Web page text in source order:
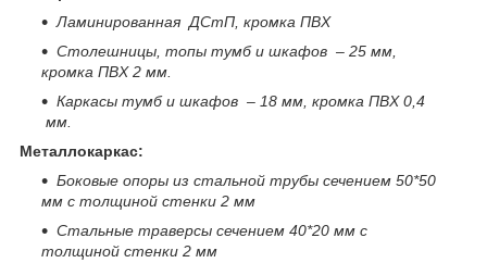
Ламинированная ДСтП, кромка ПВХ
Столешницы, топы тумб и шкафов – 25 мм,
кромка ПВХ 2 мм.
Каркасы тумб и шкафов – 18 мм, кромка ПВХ 0,4
мм.
Металлокаркас:
Боковые опоры из стальной трубы сечением 50*50
мм с толщиной стенки 2 мм
Стальные траверсы сечением 40*20 мм с
толщиной стенки 2 мм